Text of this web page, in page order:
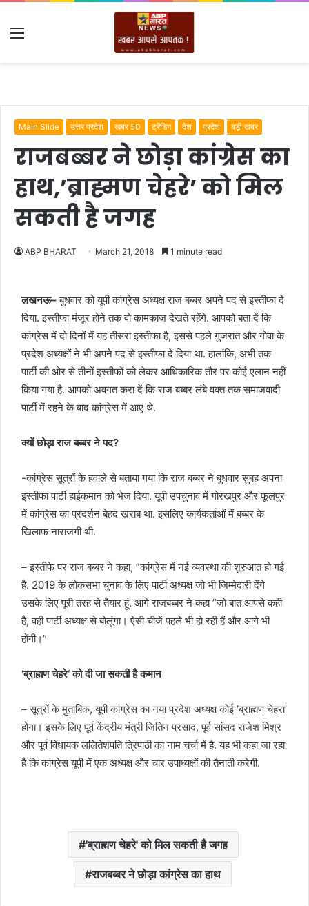
Menu
Main Slide उत्तर प्रदेश खबर 50 ट्रेंडिग देश प्रदेश बड़ी खबर
राजबब्बर ने छोड़ा कांग्रेस का
हाथ,’ब्राह्मण चेहरे’ को मिल
सकती है जगह
ABP BHARAT March 21, 2018 1 minute read
लखनऊ–बुधवार को यूपी कांग्रेस अध्यक्ष राज बब्बर अपने पद से इस्तीफा दे
दिया. इस्तीफा मंजूर होने तक वो कामकाज देखते रहेंगे. आपको बता दें कि
कांग्रेस में दो दिनों में यह तीसरा इस्तीफा है, इससे पहले गुजरात और गोवा के
प्रदेश अध्यक्षों ने भी अपने पद से इस्तीफा दे दिया था. हालांकि, अभी तक
पार्टी की ओर से तीनों इस्तीफों को लेकर आधिकारिक तौर पर कोई एलान नहीं
किया गया है. आपको अवगत करा दें कि राज बब्बर लंबे वक्त तक समाजवादी
पार्टी में रहने के बाद कांग्रेस में आए थे.
क्यों छोड़ा राज बब्बर ने पद?
-कांग्रेस सूत्रों के हवाले से बताया गया कि राज बब्बर ने बुधवार सुबह अपना
इस्तीफा पार्टी हाईकमान को भेज दिया. यूपी उपचुनाव में गोरखपुर और फूलपुर
में कांग्रेस का प्रदर्शन बेहद खराब था. इसलिए कार्यकर्ताओं में बब्बर के
खिलाफ नाराजगी थी.
– इस्तीफे पर राज बब्बर ने कहा, ”कांग्रेस में नई व्यवस्था की शुरुआत हो गई
है. 2019 के लोकसभा चुनाव के लिए पार्टी अध्यक्ष जो भी जिम्मेदारी देंगे
उसके लिए पूरी तरह से तैयार हूं. आगे राजबब्बर ने कहा ”जो बात आपसे कही
है, वही पार्टी अध्यक्ष से बोलूंगा। ऐसी चीजें पहले भी हो रही हैं और आगे भी
होंगी।”
‘ब्राह्मण चेहरे‘को दी जा सकती है कमान
– सूत्रों के मुताबिक, यूपी कांग्रेस का नया प्रदेश अध्यक्ष कोई ‘ब्राह्मण चेहरा’
होगा। इसके लिए पूर्व केंद्रीय मंत्री जितिन प्रसाद, पूर्व सांसद राजेश मिश्र
और पूर्व विधायक ललितेशपति त्रिपाठी का नाम चर्चा में है. यह भी कहा जा रहा
है कि कांग्रेस यूपी में एक अध्यक्ष और चार उपाध्यक्षों की तैनाती करेगी.
'ब्राह्मण चेहरे' को मिल सकती है जगह
राजबब्बर ने छोड़ा कांग्रेस का हाथ